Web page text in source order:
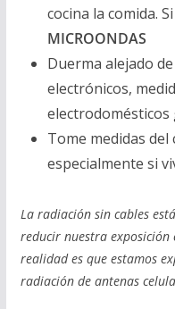
cocina la comida.
MICROONDAS
Duerma alejado
electrónicos,
electrodomésticos
Tome medidas
especialmente si
La radiación sin cables está
reducir nuestra exposición
realidad es que estamos
radiación de antenas